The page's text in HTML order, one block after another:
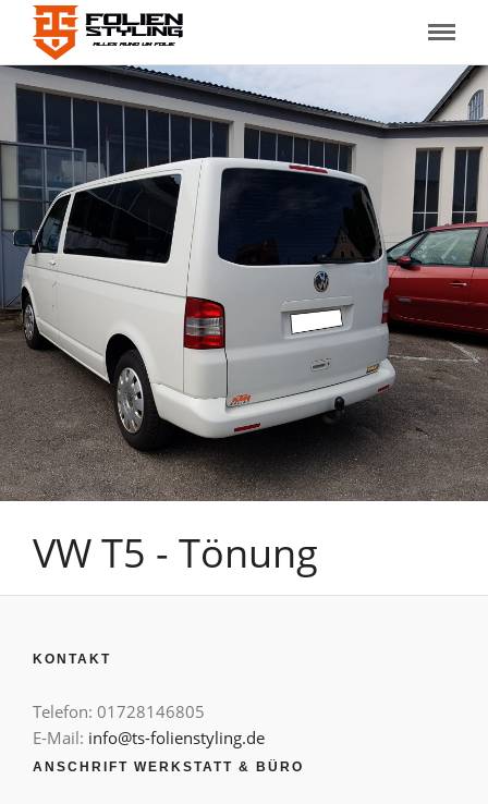
VW T5 - Tönung
KONTAKT
Telefon: 01728146805
E-Mail: info@ts-folienstyling.de
ANSCHRIFT WERKSTATT & BÜRO